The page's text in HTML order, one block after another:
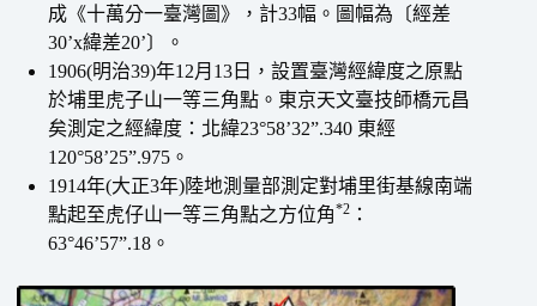
成《十萬分一臺灣圖》，計33幅。圖幅為〔經差
30’x緯差20’〕。
1906(明治39)年12月13日，設置臺灣經緯度之原點
於埔里虎子山一等三角點。東京天文臺技師橋元昌
矣測定之經緯度：北緯23°58’32”.340 東經
120°58’25”.975。
1914年(大正3年)陸地測量部測定對埔里街基線南端
點起至虎仔山一等三角點之方位角*2 ：
63°46’57”.18。